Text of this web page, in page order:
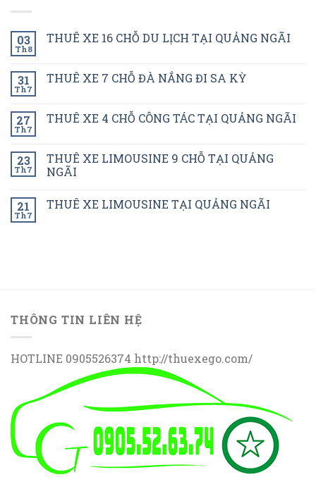
03
Th8
THUÊ XE 16 CHỖ DU LỊCH TẠI QUẢNG NGÃI
31
Th7
THUÊ XE 7 CHỖ ĐÀ NẮNG ĐI SA KỲ
27
Th7
THUÊ XE 4 CHỖ CÔNG TÁC TẠI QUẢNG NGÃI
23
Th7
THUÊ XE LIMOUSINE 9 CHỖ TẠI QUẢNG
NGÃI
21
Th7
THUÊ XE LIMOUSINE TẠI QUẢNG NGÃI
THÔNG TIN LIÊN HỆ
HOTLINE 0905526374 http://thuexego.com/